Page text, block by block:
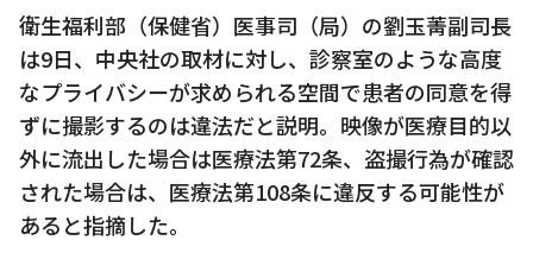
衛生福利部（保健省）医事司（局）の劉玉菁副司長
は9日、中央社の取材に対し、診察室のような高度
なプライバシーが求められる空間で患者の同意を得
ずに撮影するのは違法だと説明。映像が医療目的以
外に流出した場合は医療法第72条、盗撮行為が確認
された場合は、医療法第108条に違反する可能性が
あると指摘した。